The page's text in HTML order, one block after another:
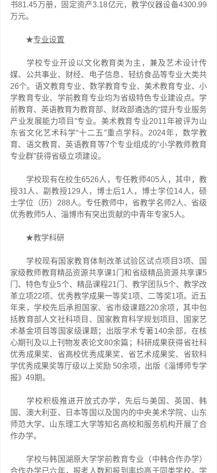
书81.45万册，固定资产3.18亿元，教学仪器设备4300.99
万元。
★专业设置
学校专业开设以文化教育类为主，兼及艺术设计传
媒、公共事业、财经、电子信息、轻纺食品等专业大类共
26个。语文教育专业、数学教育专业、美术教育专业、小
学教育专业、学前教育专业均为省级特色专业建设点。学
前教育、英语教育为教育部、财政部遴选的“提升专业服务
产业发展能力项目”专业。美术教育专业2011年被评为山
东省文化艺术科学“十二五”重点学科。2024年，数学教
育、语文教育、英语教育等7个专业组成的“小学教师教育
专业群”获得省级立项建设。
学校现有在校生6526人，专任教师405人，其中，教
授31人、副教授129人，博士后1人，博士学位14人，硕
士学位（历）288人。专任教师中，省教学名师2人、省级
优秀教师5人、淄博市有突出贡献的中青年专家5人。
★教学科研
学校现有国家教育体制改革试验区试点项目3项、国
家级教师教育精品资源共享课1门和省级精品资源共享课5
门、特色专业5个、精品课程21门、教学团队5个、教学改
革立项22项、优秀教学成果一等奖1项、二等奖1项。近五
年来，学校先后承担国家、省市级课题220余项，其中包
括教育部人文社科项目、国家教育科学规划项目、国家艺
术基金项目等国家级课题；出版学术专著140余部，在核
心期刊及以上刊物发表论文80余篇；科研成果获得省社科
优秀成果奖、省高校优秀成果奖、省艺术成果奖、省软科
学优秀成果奖等厅级以上奖励 50余项，出版《淄博师专学
报》49期。
学校积极推进开放式办学，先后与美国、英国、韩
国、澳大利亚、日本等国以及国内的中央美术学院、山东
师范大学、山东理工大学等知名高校和服务机构开展了合
作办学。
学校与韩国湖原大学学前教育专业（中韩合作办学）
合作办学已六年，报考人数和报到率均高于同类学校。学